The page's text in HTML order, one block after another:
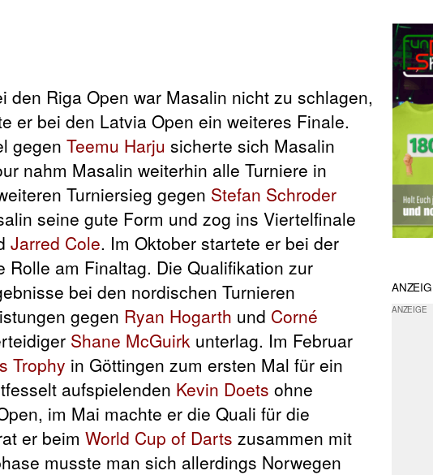
den Riga Open war Masalin nicht zu schlagen,
er bei den Latvia Open ein weiteres Finale.
gegen Teemu Harju sicherte sich Masalin
nahm Masalin weiterhin alle Turniere in
Turniersieg gegen Stefan Schroder
seine gute Form und zog ins Viertelfinale
Jarred Cole. Im Oktober startete er bei der
Rolle am Finaltag. Die Qualifikation zur
bei den nordischen Turnieren
gegen Ryan Hogarth und Corné
Shane McGuirk unterlag. Im Februar
Trophy in Göttingen zum ersten Mal für ein
aufspielenden Kevin Doets ohne
im Mai machte er die Quali für die
er beim World Cup of Darts zusammen mit
musste man sich allerdings Norwegen